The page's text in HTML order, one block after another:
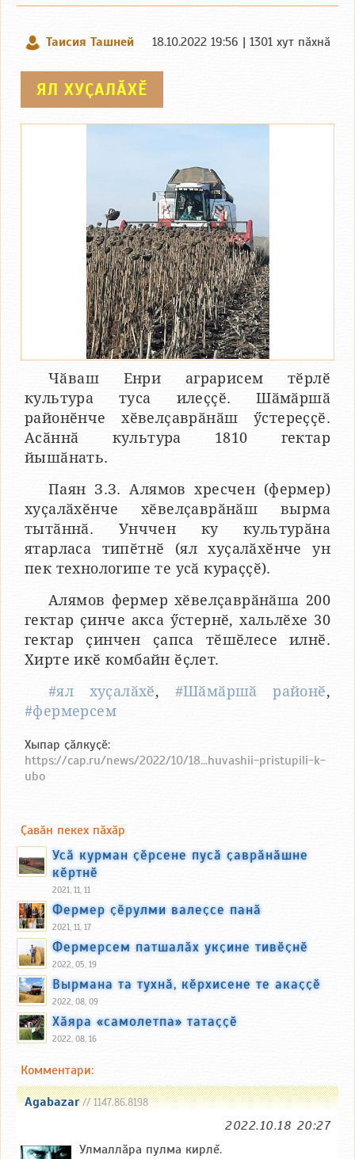
Таисия Ташней 18.10.2022 19:56 | 1301 хут пӑхнӑ
ЯЛ ХУҪАЛӐХӖ
Чӑваш Енри аграрисем тӗрлӗ
культура туса илеҫҫӗ. Шӑмӑршӑ
районӗнче хӗвелҫаврӑнӑш ӳстереҫҫӗ.
Асӑннӑ культура 1810 гектар
йышӑнать.
Паян З.З. Алямов хресчен (фермер)
хуҫалӑхӗнче хӗвелҫаврӑнӑш вырма
тытӑннӑ. Унччен ку культурӑна
ятарласа типӗтнӗ (ял хуҫалӑхӗнче ун
пек технологипе те усӑ кураҫҫӗ).
Алямов фермер хӗвелҫаврӑнӑша 200
гектар ҫинче акса ӳстернӗ, хальлӗхе 30
гектар ҫинчен ҫапса тӗшӗлесе илнӗ.
Хирте икӗ комбайн ӗҫлет.
#ял хуҫалӑхӗ, #Шӑмӑршӑ районӗ,
#фермерсем
Хыпар ҫӑлкуҫӗ:
https://cap.ru/news/2022/10/18...huvashii-pristupili-k-
ubo
Ҫавӑн пекех пӑхӑр
Усӑ курман ҫӗрсене пусӑ ҫаврӑнӑшне
кӗртнӗ
2021, 11, 11
Фермер ҫӗрулми валеҫсе панӑ
2021, 11, 17
Фермерсем патшалӑх укҫине тивӗҫнӗ
2022, 05, 19
Вырмана та тухнӑ, кӗрхисене те акаҫҫӗ
2022, 08, 09
Хӑяра «самолетпа» татаҫҫӗ
2022, 08, 16
Комментари:
Agabazar// 1147.86.8198
2022.10.18 20:27
Улмаллăра пулма кирлĕ.